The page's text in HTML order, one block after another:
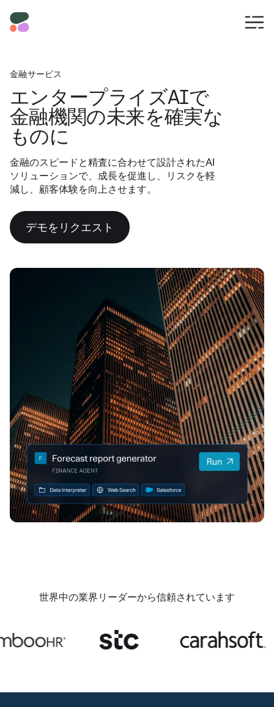
金融サービス
エンタープライズAIで
金融機関の未来を確実な
ものに
金融のスピードと精査に合わせて設計されたAI
ソリューションで、成長を促進し、リスクを軽
減し、顧客体験を向上させます。
デモをリクエスト
世界中の業界リーダーから信頼されています